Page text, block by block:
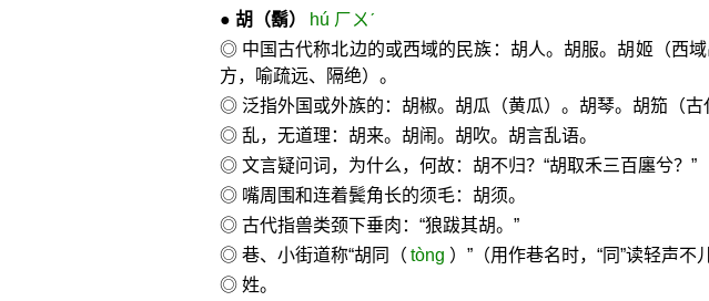
● 胡 （鬍）
hú ㄏㄨˊ
◎ 中国古代称北边的或西域的民族：胡人。胡服。胡姬（西域
方，喻疏远、隔绝）。
◎ 泛指外国或外族的：胡椒。胡瓜（黄瓜）。胡琴。胡笳（古
◎ 乱，无道理：胡来。胡闹。胡吹。胡言乱语。
◎ 文言疑问词，为什么，何故：胡不归？“胡取禾三百廛兮？”
◎ 嘴周围和连着鬓角长的须毛：胡须。
◎ 古代指兽类颈下垂肉：“狼跋其胡。”
◎ 巷、小街道称“胡同（ tòng ）”（用作巷名时，“同”读轻声不
◎ 姓。